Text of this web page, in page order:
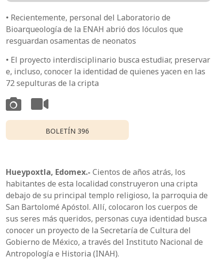
• Recientemente, personal del Laboratorio de
Bioarqueología de la ENAH abrió dos lóculos que
resguardan osamentas de neonatos
• El proyecto interdisciplinario busca estudiar, preservar
e, incluso, conocer la identidad de quienes yacen en las
72 sepulturas de la cripta
BOLETÍN 396
Hueypoxtla, Edomex.- Cientos de años atrás, los
habitantes de esta localidad construyeron una cripta
debajo de su principal templo religioso, la parroquia de
San Bartolomé Apóstol. Allí, colocaron los cuerpos de
sus seres más queridos, personas cuya identidad busca
conocer un proyecto de la Secretaría de Cultura del
Gobierno de México, a través del Instituto Nacional de
Antropología e Historia (INAH).